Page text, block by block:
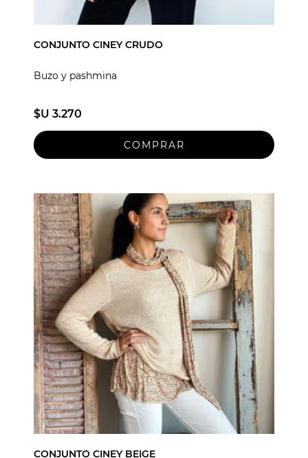
CONJUNTO CINEY CRUDO
Buzo y pashmina
$U 3.270
CONJUNTO CINEY BEIGE